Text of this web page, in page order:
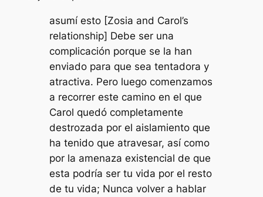
asumí esto [Zosia and Carol’s
relationship] Debe ser una
complicación porque se la han
enviado para que sea tentadora y
atractiva. Pero luego comenzamos
a recorrer este camino en el que
Carol quedó completamente
destrozada por el aislamiento que
ha tenido que atravesar, así como
por la amenaza existencial de que
esta podría ser tu vida por el resto
de tu vida; Nunca volver a hablar